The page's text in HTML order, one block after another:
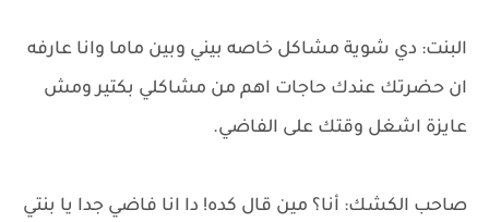
البنت: دي شوية مشاكل خاصه بيني وبين ماما وانا عارفه
ان حضرتك عندك حاجات اهم من مشاكلي بكتير ومش
عايزة اشغل وقتك على الفاضي.
صاحب الكشك: أنا؟ مين قال كده! دا انا فاضي جدا يا بنتي